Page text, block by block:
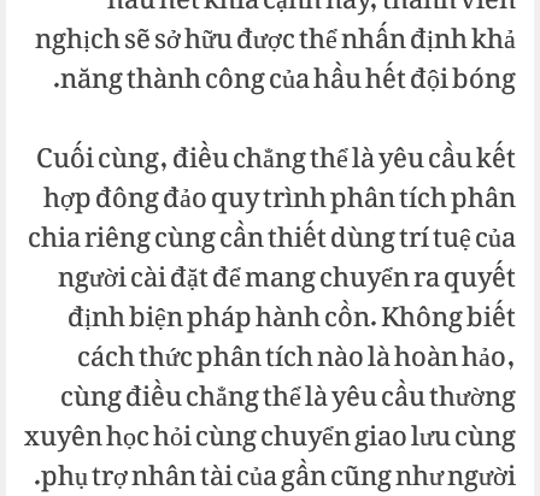
nghịch sẽ sở hữu được thể nhấn định khả
năng thành công của hầu hết đội bóng.
Cuối cùng, điều chẳng thể là yêu cầu kết
hợp đông đảo quy trình phân tích phân
chia riêng cùng cần thiết dùng trí tuệ của
người cài đặt để mang chuyển ra quyết
định biện pháp hành cồn. Không biết
cách thức phân tích nào là hoàn hảo,
cùng điều chẳng thể là yêu cầu thường
xuyên học hỏi cùng chuyển giao lưu cùng
phụ trợ nhân tài của gần cũng như người.